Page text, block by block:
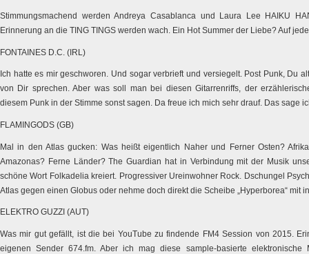
Stimmungsmachend werden Andreya Casablanca und Laura Lee HAIKU
Erinnerung an die TING TINGS werden wach. Ein Hot Summer der Liebe? Auf
FONTAINES D.C. (IRL)
Ich hatte es mir geschworen. Und sogar verbrieft und versiegelt. Post Punk, Du
von Dir sprechen. Aber was soll man bei diesen Gitarrenriffs, der
diesem Punk in der Stimme sonst sagen. Da freue ich mich sehr drauf. Das sage
FLAMINGODS (GB)
Mal in den Atlas gucken: Was heißt eigentlich Naher und Ferner Osten?
Amazonas? Ferne Länder? The Guardian hat in Verbindung mit der Musik
schöne Wort Folkadelia kreiert. Progressiver Ureinwohner Rock. Dschungel
Atlas gegen einen Globus oder nehme doch direkt die Scheibe „Hyperborea“ mit
ELEKTRO GUZZI (AUT)
Was mir gut gefällt, ist die bei YouTube zu findende FM4 Session von 2015.
eigenen Sender 674.fm. Aber ich mag diese sample-basierte elektronische